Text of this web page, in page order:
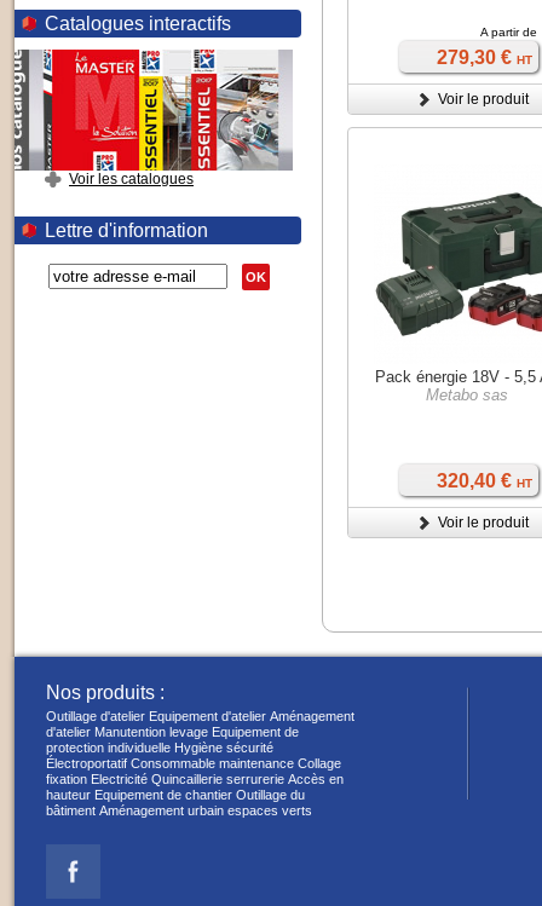
Catalogues interactifs
Voir les catalogues
Lettre d'information
OK
A partir de
279,30 € HT
Voir le produit
Pack énergie 18V - 5,5
Metabo sas
320,40 € HT
Voir le produit
Nos produits :
Outillage d'atelier Equipement d'atelier Aménagement
d'atelier Manutention levage Equipement de
protection individuelle Hygiène sécurité
Électroportatif Consommable maintenance Collage
fixation Electricité Quincaillerie serrurerie Accès en
hauteur Equipement de chantier Outillage du
bâtiment Aménagement urbain espaces verts